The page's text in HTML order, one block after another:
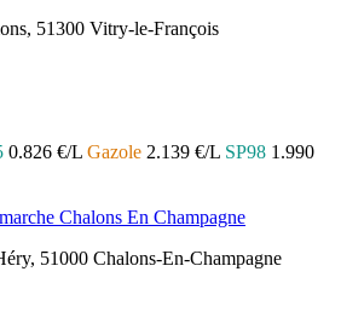
51300 Vitry-le-François
0.826 €/L Gazole 2.139 €/L SP98 1.990
Chalons En Champagne
51000 Chalons-En-Champagne